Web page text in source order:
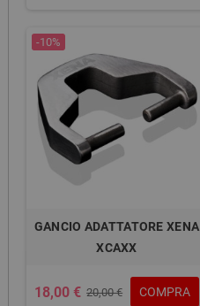
-10%
GANCIO ADATTATORE XENA
XCAXX
18,00 € 20,00 € COMPRA